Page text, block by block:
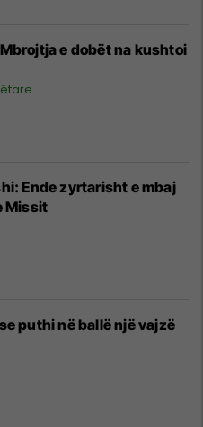
e dobët na kushtoi
Ende zyrtarisht e mbaj
Missit
puthi në ballë një vajzë